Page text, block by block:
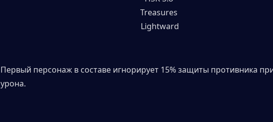
Первый персонаж в составе игнорирует 15% защиты противника
урона.